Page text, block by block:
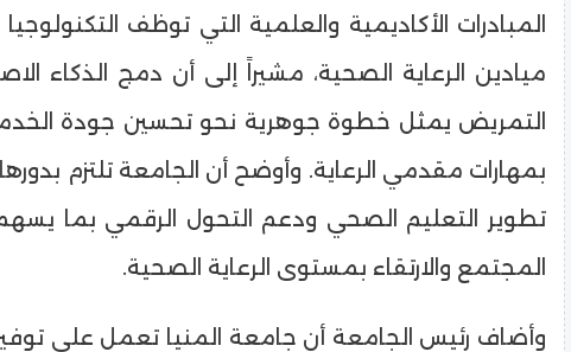
المبادرات الأكاديمية والعلمية التي توظف
ميادين الرعاية الصحية، مشيراً إلى أن دمج الذكاء
التمريض يمثل خطوة جوهرية نحو تحسين جودة
بمهارات مقدمي الرعاية. وأوضح أن الجامعة تلتزم
تطوير التعليم الصحي ودعم التحول الرقمي بما
المجتمع والارتقاء بمستوى الرعاية الصحية.
وأضاف رئيس الجامعة أن جامعة المنيا تعمل على